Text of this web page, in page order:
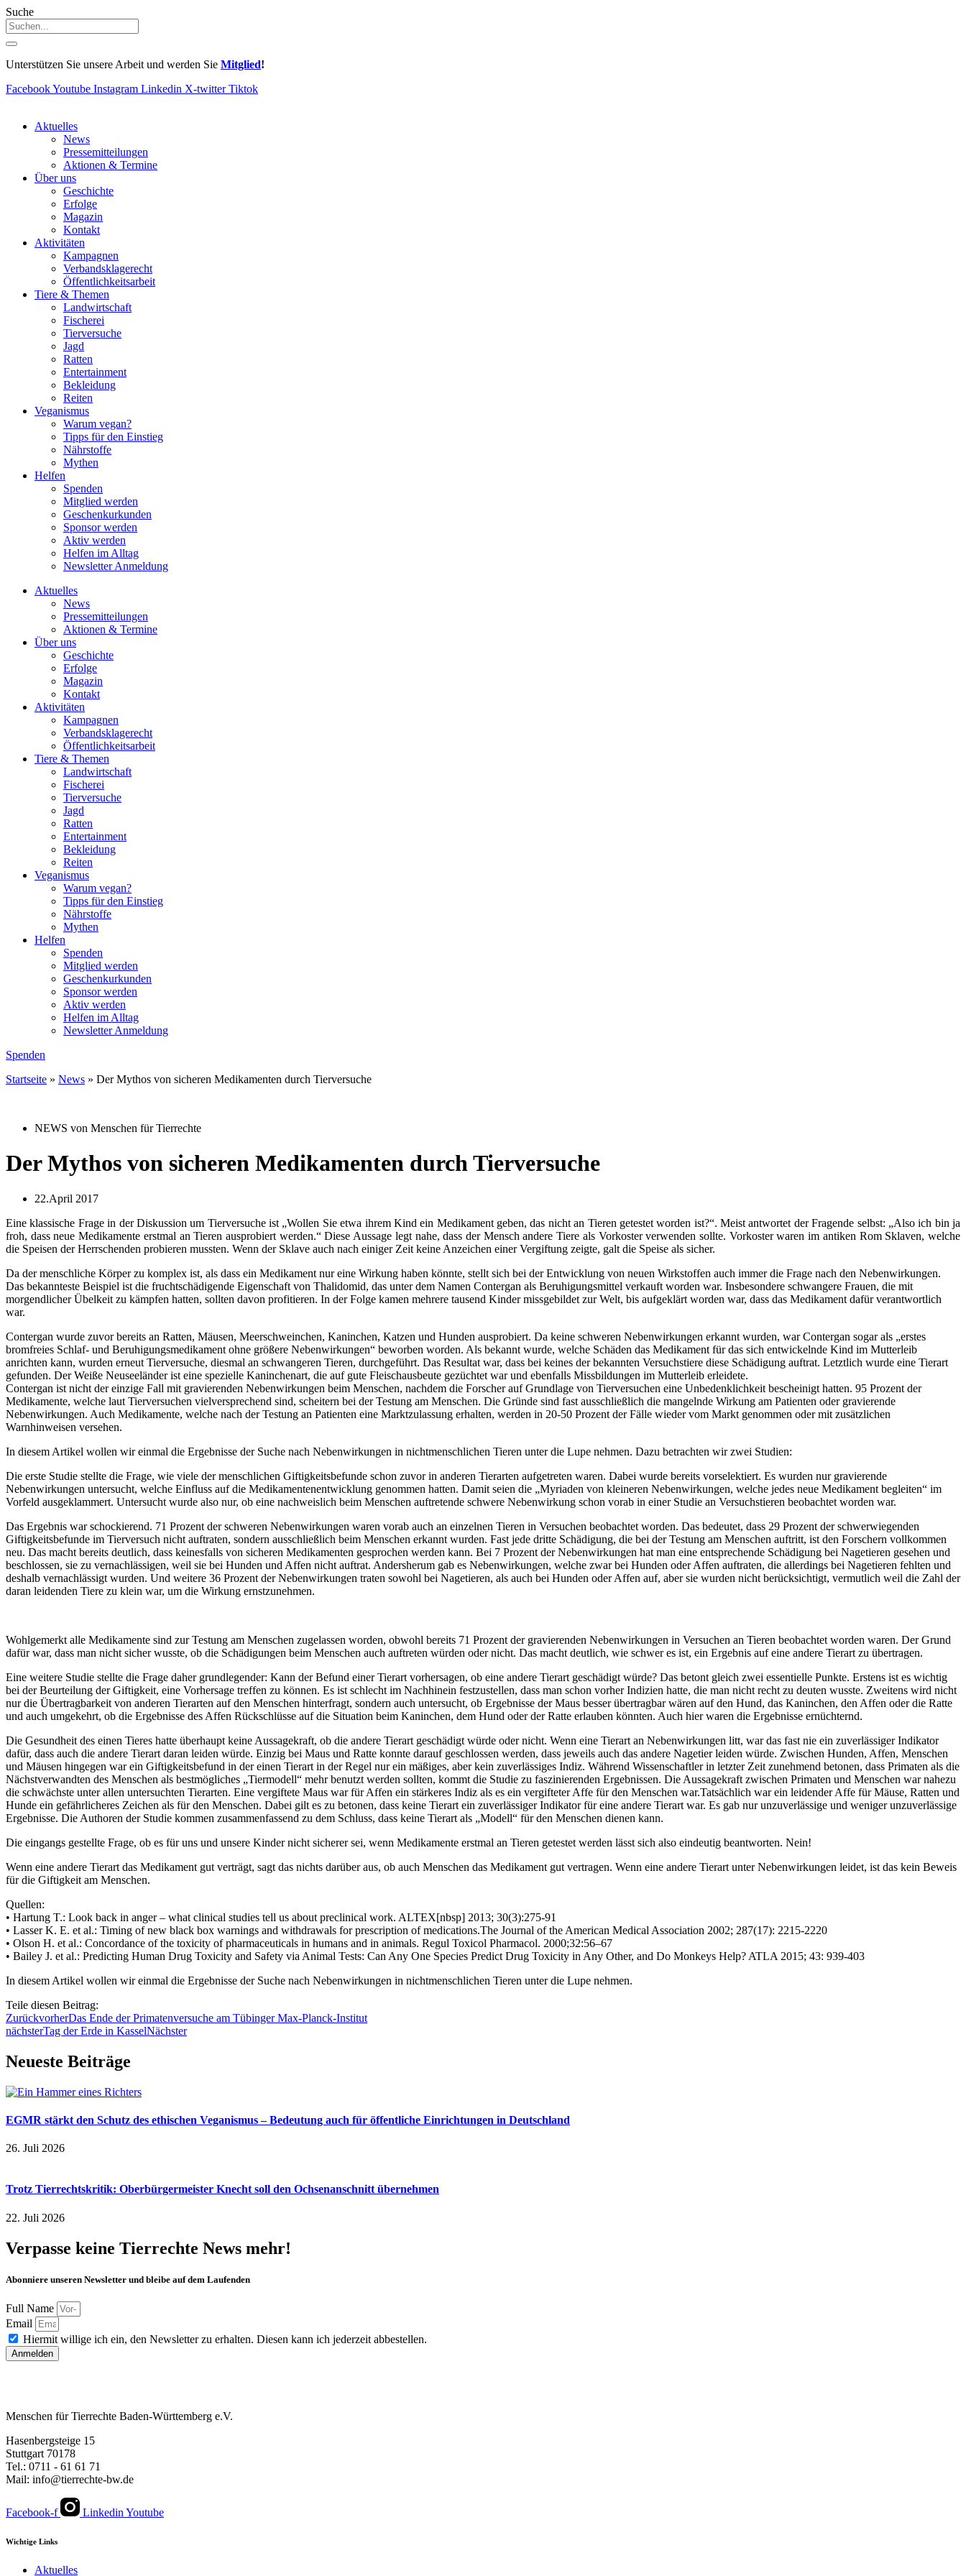
Suche
Unterstützen Sie unsere Arbeit und werden Sie Mitglied!
FacebookYoutube Instagram Linkedin X-twitter Tiktok
Aktuelles
News
Pressemitteilungen
Aktionen & Termine
Über uns
Geschichte
Erfolge
Magazin
Kontakt
Aktivitäten
Kampagnen
Verbandsklagerecht
Öffentlichkeitsarbeit
Tiere & Themen
Landwirtschaft
Fischerei
Tierversuche
Jagd
Ratten
Entertainment
Bekleidung
Reiten
Veganismus
Warum vegan?
Tipps für den Einstieg
Nährstoffe
Mythen
Helfen
Spenden
Mitglied werden
Geschenkurkunden
Sponsor werden
Aktiv werden
Helfen im Alltag
Newsletter Anmeldung
Aktuelles
News
Pressemitteilungen
Aktionen & Termine
Über uns
Geschichte
Erfolge
Magazin
Kontakt
Aktivitäten
Kampagnen
Verbandsklagerecht
Öffentlichkeitsarbeit
Tiere & Themen
Landwirtschaft
Fischerei
Tierversuche
Jagd
Ratten
Entertainment
Bekleidung
Reiten
Veganismus
Warum vegan?
Tipps für den Einstieg
Nährstoffe
Mythen
Helfen
Spenden
Mitglied werden
Geschenkurkunden
Sponsor werden
Aktiv werden
Helfen im Alltag
Newsletter Anmeldung
Spenden
Startseite » News » Der Mythos von sicheren Medikamenten durch Tierversuche
NEWS von Menschen für Tierrechte
Der Mythos von sicheren Medikamenten durch Tierversuche
22.April 2017
Eine klassische Frage in der Diskussion um Tierversuche ist „Wollen Sie etwa ihrem Kind ein Medikament geben, das nicht an Tieren getestet worden ist?“. Meist antwortet der Fragende selbst: „Also ich bin ja
froh, dass neue Medikamente erstmal an Tieren ausprobiert werden.“ Diese Aussage legt nahe, dass der Mensch andere Tiere als Vorkoster verwenden sollte. Vorkoster waren im antiken Rom Sklaven, welche
die Speisen der Herrschenden probieren mussten. Wenn der Sklave auch nach einiger Zeit keine Anzeichen einer Vergiftung zeigte, galt die Speise als sicher.
Da der menschliche Körper zu komplex ist, als dass ein Medikament nur eine Wirkung haben könnte, stellt sich bei der Entwicklung von neuen Wirkstoffen auch immer die Frage nach den Nebenwirkungen.
Das bekannteste Beispiel ist die fruchtschädigende Eigenschaft von Thalidomid, das unter dem Namen Contergan als Beruhigungsmittel verkauft worden war. Insbesondere schwangere Frauen, die mit
morgendlicher Übelkeit zu kämpfen hatten, sollten davon profitieren. In der Folge kamen mehrere tausend Kinder missgebildet zur Welt, bis aufgeklärt worden war, dass das Medikament dafür verantwortlich
war.
Contergan wurde zuvor bereits an Ratten, Mäusen, Meerschweinchen, Kaninchen, Katzen und Hunden ausprobiert. Da keine schweren Nebenwirkungen erkannt wurden, war Contergan sogar als „erstes
bromfreies Schlaf- und Beruhigungsmedikament ohne größere Nebenwirkungen“ beworben worden. Als bekannt wurde, welche Schäden das Medikament für das sich entwickelnde Kind im Mutterleib
anrichten kann, wurden erneut Tierversuche, diesmal an schwangeren Tieren, durchgeführt. Das Resultat war, dass bei keines der bekannten Versuchstiere diese Schädigung auftrat. Letztlich wurde eine Tierart
gefunden. Der Weiße Neuseeländer ist eine spezielle Kaninchenart, die auf gute Fleischausbeute gezüchtet war und ebenfalls Missbildungen im Mutterleib erleidete.
Contergan ist nicht der einzige Fall mit gravierenden Nebenwirkungen beim Menschen, nachdem die Forscher auf Grundlage von Tierversuchen eine Unbedenklichkeit bescheinigt hatten. 95 Prozent der
Medikamente, welche laut Tierversuchen vielversprechend sind, scheitern bei der Testung am Menschen. Die Gründe sind fast ausschließlich die mangelnde Wirkung am Patienten oder gravierende
Nebenwirkungen. Auch Medikamente, welche nach der Testung an Patienten eine Marktzulassung erhalten, werden in 20-50 Prozent der Fälle wieder vom Markt genommen oder mit zusätzlichen
Warnhinweisen versehen.
In diesem Artikel wollen wir einmal die Ergebnisse der Suche nach Nebenwirkungen in nichtmenschlichen Tieren unter die Lupe nehmen. Dazu betrachten wir zwei Studien:
Die erste Studie stellte die Frage, wie viele der menschlichen Giftigkeitsbefunde schon zuvor in anderen Tierarten aufgetreten waren. Dabei wurde bereits vorselektiert. Es wurden nur gravierende
Nebenwirkungen untersucht, welche Einfluss auf die Medikamentenentwicklung genommen hatten. Damit seien die „Myriaden von kleineren Nebenwirkungen, welche jedes neue Medikament begleiten“ im
Vorfeld ausgeklammert. Untersucht wurde also nur, ob eine nachweislich beim Menschen auftretende schwere Nebenwirkung schon vorab in einer Studie an Versuchstieren beobachtet worden war.
Das Ergebnis war schockierend. 71 Prozent der schweren Nebenwirkungen waren vorab auch an einzelnen Tieren in Versuchen beobachtet worden. Das bedeutet, dass 29 Prozent der schwerwiegenden
Giftigkeitsbefunde im Tierversuch nicht auftraten, sondern ausschließlich beim Menschen erkannt wurden. Fast jede dritte Schädigung, die bei der Testung am Menschen auftritt, ist den Forschern vollkommen
neu. Das macht bereits deutlich, dass keinesfalls von sicheren Medikamenten gesprochen werden kann. Bei 7 Prozent der Nebenwirkungen hat man eine entsprechende Schädigung bei Nagetieren gesehen und
beschlossen, sie zu vernachlässigen, weil sie bei Hunden und Affen nicht auftrat. Andersherum gab es Nebenwirkungen, welche zwar bei Hunden oder Affen auftraten, die allerdings bei Nagetieren fehlten und
deshalb vernachlässigt wurden. Und weitere 36 Prozent der Nebenwirkungen traten sowohl bei Nagetieren, als auch bei Hunden oder Affen auf, aber sie wurden nicht berücksichtigt, vermutlich weil die Zahl der
daran leidenden Tiere zu klein war, um die Wirkung ernstzunehmen.
Wohlgemerkt alle Medikamente sind zur Testung am Menschen zugelassen worden, obwohl bereits 71 Prozent der gravierenden Nebenwirkungen in Versuchen an Tieren beobachtet worden waren. Der Grund
dafür war, dass man nicht sicher wusste, ob die Schädigungen beim Menschen auch auftreten würden oder nicht. Das macht deutlich, wie schwer es ist, ein Ergebnis auf eine andere Tierart zu übertragen.
Eine weitere Studie stellte die Frage daher grundlegender: Kann der Befund einer Tierart vorhersagen, ob eine andere Tierart geschädigt würde? Das betont gleich zwei essentielle Punkte. Erstens ist es wichtig
bei der Beurteilung der Giftigkeit, eine Vorhersage treffen zu können. Es ist schlecht im Nachhinein festzustellen, dass man schon vorher Indizien hatte, die man nicht recht zu deuten wusste. Zweitens wird nicht
nur die Übertragbarkeit von anderen Tierarten auf den Menschen hinterfragt, sondern auch untersucht, ob Ergebnisse der Maus besser übertragbar wären auf den Hund, das Kaninchen, den Affen oder die Ratte
und auch umgekehrt, ob die Ergebnisse des Affen Rückschlüsse auf die Situation beim Kaninchen, dem Hund oder der Ratte erlauben könnten. Auch hier waren die Ergebnisse ernüchternd.
Die Gesundheit des einen Tieres hatte überhaupt keine Aussagekraft, ob die andere Tierart geschädigt würde oder nicht. Wenn eine Tierart an Nebenwirkungen litt, war das fast nie ein zuverlässiger Indikator
dafür, dass auch die andere Tierart daran leiden würde. Einzig bei Maus und Ratte konnte darauf geschlossen werden, dass jeweils auch das andere Nagetier leiden würde. Zwischen Hunden, Affen, Menschen
und Mäusen hingegen war ein Giftigkeitsbefund in der einen Tierart in der Regel nur ein mäßiges, aber kein zuverlässiges Indiz. Während Wissenschaftler in letzter Zeit zunehmend betonen, dass Primaten als die
Nächstverwandten des Menschen als bestmögliches „Tiermodell“ mehr benutzt werden sollten, kommt die Studie zu faszinierenden Ergebnissen. Die Aussagekraft zwischen Primaten und Menschen war nahezu
die schwächste unter allen untersuchten Tierarten. Eine vergiftete Maus war für Affen ein stärkeres Indiz als es ein vergifteter Affe für den Menschen war.Tatsächlich war ein leidender Affe für Mäuse, Ratten und
Hunde ein gefährlicheres Zeichen als für den Menschen. Dabei gilt es zu betonen, dass keine Tierart ein zuverlässiger Indikator für eine andere Tierart war. Es gab nur unzuverlässige und weniger unzuverlässige
Ergebnisse. Die Authoren der Studie kommen zusammenfassend zu dem Schluss, dass keine Tierart als „Modell“ für den Menschen dienen kann.
Die eingangs gestellte Frage, ob es für uns und unsere Kinder nicht sicherer sei, wenn Medikamente erstmal an Tieren getestet werden lässt sich also eindeutig beantworten. Nein!
Wenn eine andere Tierart das Medikament gut verträgt, sagt das nichts darüber aus, ob auch Menschen das Medikament gut vertragen. Wenn eine andere Tierart unter Nebenwirkungen leidet, ist das kein Beweis
für die Giftigkeit am Menschen.
Quellen:
• Hartung T.: Look back in anger – what clinical studies tell us about preclinical work. ALTEX[nbsp] 2013; 30(3):275-91
• Lasser K. E. et al.: Timing of new black box warnings and withdrawals for prescription of medications.The Journal of the American Medical Association 2002; 287(17): 2215-2220
• Olson H. et al.: Concordance of the toxicity of pharmaceuticals in humans and in animals. Regul Toxicol Pharmacol. 2000;32:56–67
• Bailey J. et al.: Predicting Human Drug Toxicity and Safety via Animal Tests: Can Any One Species Predict Drug Toxicity in Any Other, and Do Monkeys Help? ATLA 2015; 43: 939-403
In diesem Artikel wollen wir einmal die Ergebnisse der Suche nach Nebenwirkungen in nichtmenschlichen Tieren unter die Lupe nehmen.
Teile diesen Beitrag:
ZurückvorherDas Ende der Primatenversuche am Tübinger Max-Planck-Institut
nächsterTag der Erde in KasselNächster
Neueste Beiträge
EGMR stärkt den Schutz des ethischen Veganismus – Bedeutung auch für öffentliche Einrichtungen in Deutschland
26. Juli 2026
Trotz Tierrechtskritik: Oberbürgermeister Knecht soll den Ochsenanschnitt übernehmen
22. Juli 2026
Verpasse keine Tierrechte News mehr!
Abonniere unseren Newsletter und bleibe auf dem Laufenden
Full Name
Email
Hiermit willige ich ein, den Newsletter zu erhalten. Diesen kann ich jederzeit abbestellen.
Anmelden
Menschen für Tierrechte Baden-Württemberg e.V.
Hasenbergsteige 15
Stuttgart 70178
Tel.: 0711 - 61 61 71
Mail: info@tierrechte-bw.de
Facebook-f Linkedin Youtube
Wichtige Links
Aktuelles